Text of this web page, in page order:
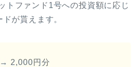
トファンド1号への投資額に応じ
が貰えます。
2,000円分